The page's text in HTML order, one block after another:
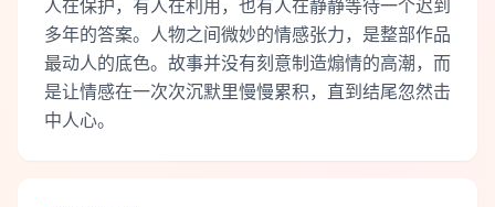
人在保护，有人在利用，也有人在静静等待一个迟到
多年的答案。人物之间微妙的情感张力，是整部作品
最动人的底色。故事并没有刻意制造煽情的高潮，而
是让情感在一次次沉默里慢慢累积，直到结尾忽然击
中人心。